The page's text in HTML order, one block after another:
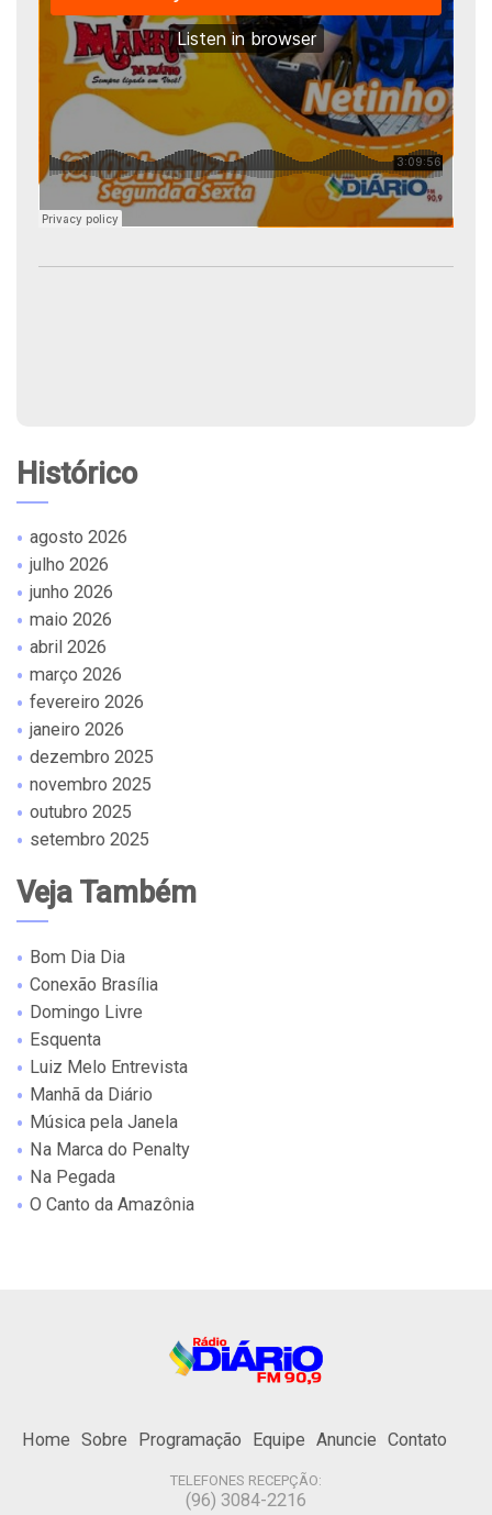
Histórico
agosto 2026
julho 2026
junho 2026
maio 2026
abril 2026
março 2026
fevereiro 2026
janeiro 2026
dezembro 2025
novembro 2025
outubro 2025
setembro 2025
Veja Também
Bom Dia Dia
Conexão Brasília
Domingo Livre
Esquenta
Luiz Melo Entrevista
Manhã da Diário
Música pela Janela
Na Marca do Penalty
Na Pegada
O Canto da Amazônia
Home Sobre Programação Equipe Anuncie Contato
TELEFONES RECEPÇÃO:
(96) 3084-2216